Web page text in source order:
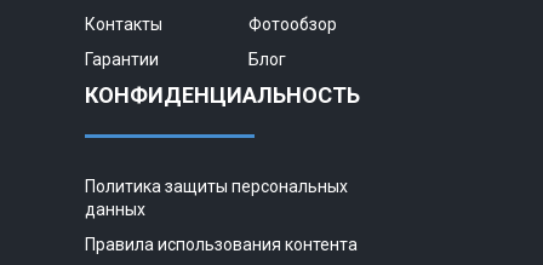
Контакты
Фотообзор
Гарантии
Блог
КОНФИДЕНЦИАЛЬНОСТЬ
Политика защиты персональных
данных
Правила использования контента